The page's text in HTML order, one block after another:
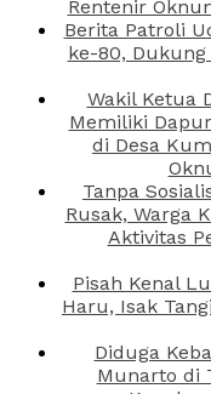
Rentenir
Berita Patroli
ke-80,
Wakil Ketua
Memiliki
di Desa
Tanpa
Rusak, Warga
Aktivitas
Pisah Kenal
Haru, Isak
Diduga
Munarto di